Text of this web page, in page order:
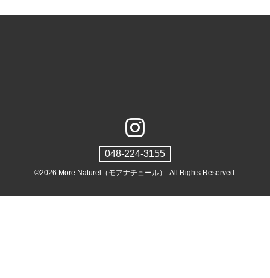
048-224-3155
©2026 More Naturel（モアナチュール） . All Rights Reserved.